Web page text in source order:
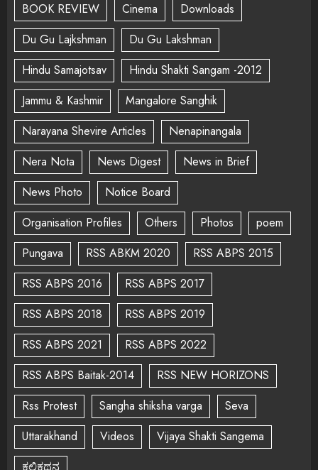
BOOK REVIEW
Cinema
Downloads
Du Gu Lajkshman
Du Gu Lakshman
Hindu Samajotsav
Hindu Shakti Sangam -2012
Jammu & Kashmir
Mangalore Sanghik
Narayana Shevire Articles
Nenapinangala
Nera Nota
News Digest
News in Brief
News Photo
Notice Board
Organisation Profiles
Others Photos
poem
Pungava
RSS ABKM 2020
RSS ABPS 2015
RSS ABPS 2016
RSS ABPS 2017
RSS ABPS 2018
RSS ABPS 2019
RSS ABPS 2021
RSS ABPS 2022
RSS ABPS Baitak-2014
RSS NEW HORIZONS
Rss Protest
Sangha shiksha varga
Seva
Uttarakhand
Videos
Vijaya Shakti Sangema